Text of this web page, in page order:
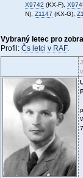
X9742 (KX-F),
N), Z1147 (KX-G),
Vybraný letec pro
Profil: Čs letci v RAF.